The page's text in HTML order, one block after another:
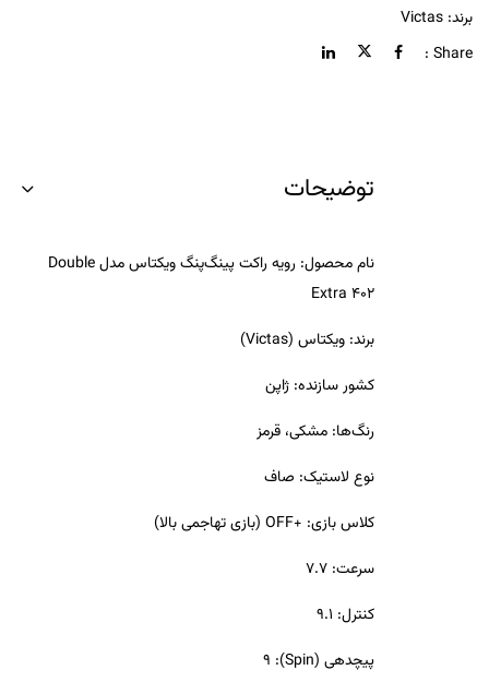
برند: Victas
Share :
توضیحات
نام محصول
: رویه راکت پینگ‌پنگ ویکتاس مدل Double
Extra 402
برند: ویکتاس (Victas)
کشور سازنده: ژاپن
رنگ‌ها: مشکی، قرمز
نوع لاستیک: صاف
کلاس بازی: +OFF (بازی تهاجمی بالا)
سرعت: ۷.۷
کنترل: ۹.۱
پیچدهی (Spin)
: ۹